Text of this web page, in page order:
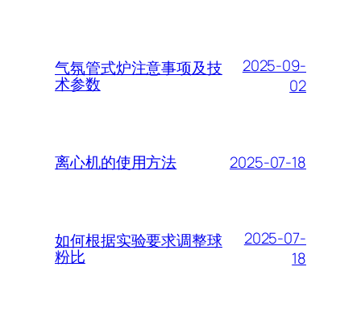
气氛管式炉注意事项及技
术参数
2025-09-
02
离心机的使用方法 2025-07-18
如何根据实验要求调整球
粉比
2025-07-
18